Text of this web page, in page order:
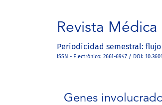
Revista
Periodicidad semestral:
ISSN - Electrónico: 2661-6947 / DOI:
Genes